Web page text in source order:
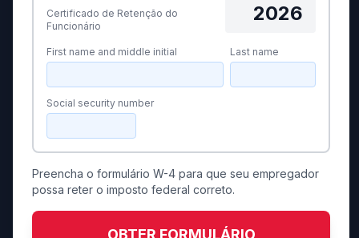
Certificado de Retenção do
Funcionário
2026
First name and middle initial Last name
Social security number
Preencha o formulário W-4 para que seu empregador
possa reter o imposto federal correto.
OBTER FORMULÁRIO